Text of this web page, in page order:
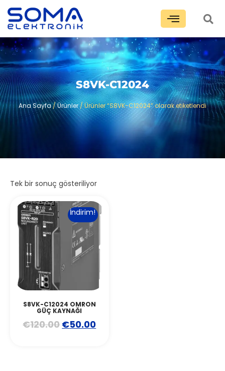
S8VK-C12024
Ana Sayfa/Ürünler/ Ürünler “S8VK-C12024” olarak etiketlendi
Tek bir sonuç gösteriliyor
İndirim!
S8VK-C12024 OMRON
GÜÇ KAYNAĞI
€120.00 €50.00